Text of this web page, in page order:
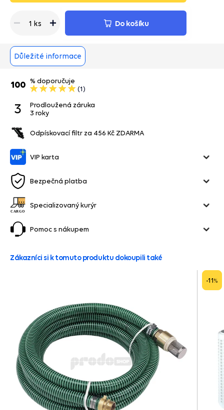
1 ks Do košíku
Důležité informace
% doporučuje
(1)
100
3
Prodloužená záruka
3 roky
Odpískovací filtr za 456 Kč ZDARMA
VIP karta
Bezpečná platba
Specializovaný kurýr
Pomoc s nákupem
Zákazníci si k tomuto produktu dokoupili také
-11%